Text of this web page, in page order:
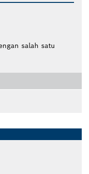
salah satu